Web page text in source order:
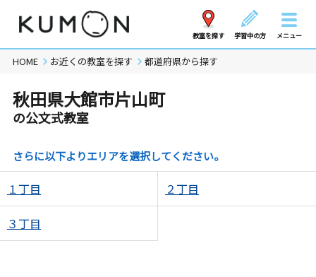
教室を探す 学習中の方 メニュー
HOME お近くの教室を探す 都道府県から探す
秋田県大館市片山町
の公文式教室
さらに以下よりエリアを選択してください。
１丁目 ２丁目
３丁目